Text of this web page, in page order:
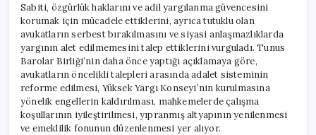
Sabiti, özgürlük haklarını ve adil yargılanma güvencesini
korumak için mücadele ettiklerini, ayrıca tutuklu olan
avukatların serbest bırakılmasını ve siyasi anlaşmazlıklarda
yargının alet edilmemesini talep ettiklerini vurguladı. Tunus
Barolar Birliği’nin daha önce yaptığı açıklamaya göre,
avukatların öncelikli talepleri arasında adalet sisteminin
reforme edilmesi, Yüksek Yargı Konseyi’nin kurulmasına
yönelik engellerin kaldırılması, mahkemelerde çalışma
koşullarının iyileştirilmesi, yıpranmış altyapının yenilenmesi
ve emeklilik fonunun düzenlenmesi yer alıyor.